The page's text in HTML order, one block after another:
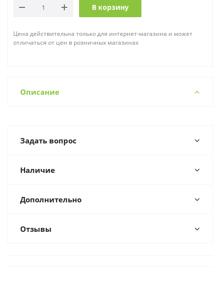
В корзину
Цена действительна только для интернет-магазина и может
отличаться от цен в розничных магазинах
Описание
Задать вопрос
Наличие
Дополнительно
Отзывы